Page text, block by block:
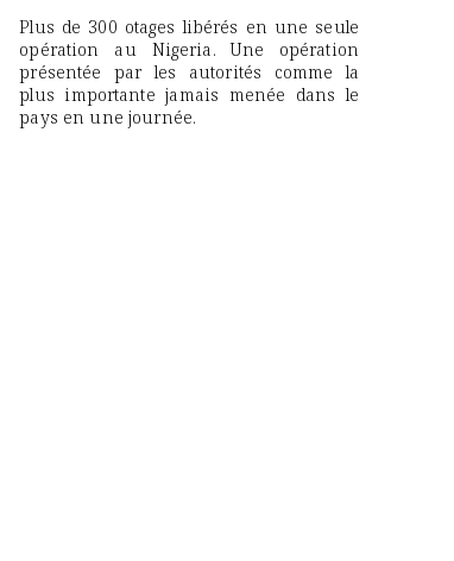
Plus de 300 otages libérés en une seule
opération au Nigeria. Une opération
présentée par les autorités comme la
plus importante jamais menée dans le
pays en une journée.